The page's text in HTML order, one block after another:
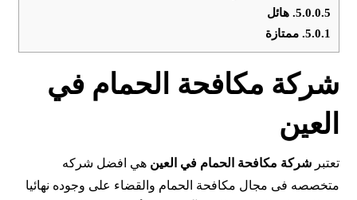
5.0.0.5. هائل
5.0.1. ممتازة
شركة مكافحة الحمام في
العين
تعتبرشركة مكافحة الحمام في العين هي افضل شركه
متخصصه فى مجال مكافحة الحمام والقضاء على وجوده نهائيا